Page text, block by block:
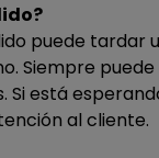
puede tardar
Siempre
Si está
al cliente.